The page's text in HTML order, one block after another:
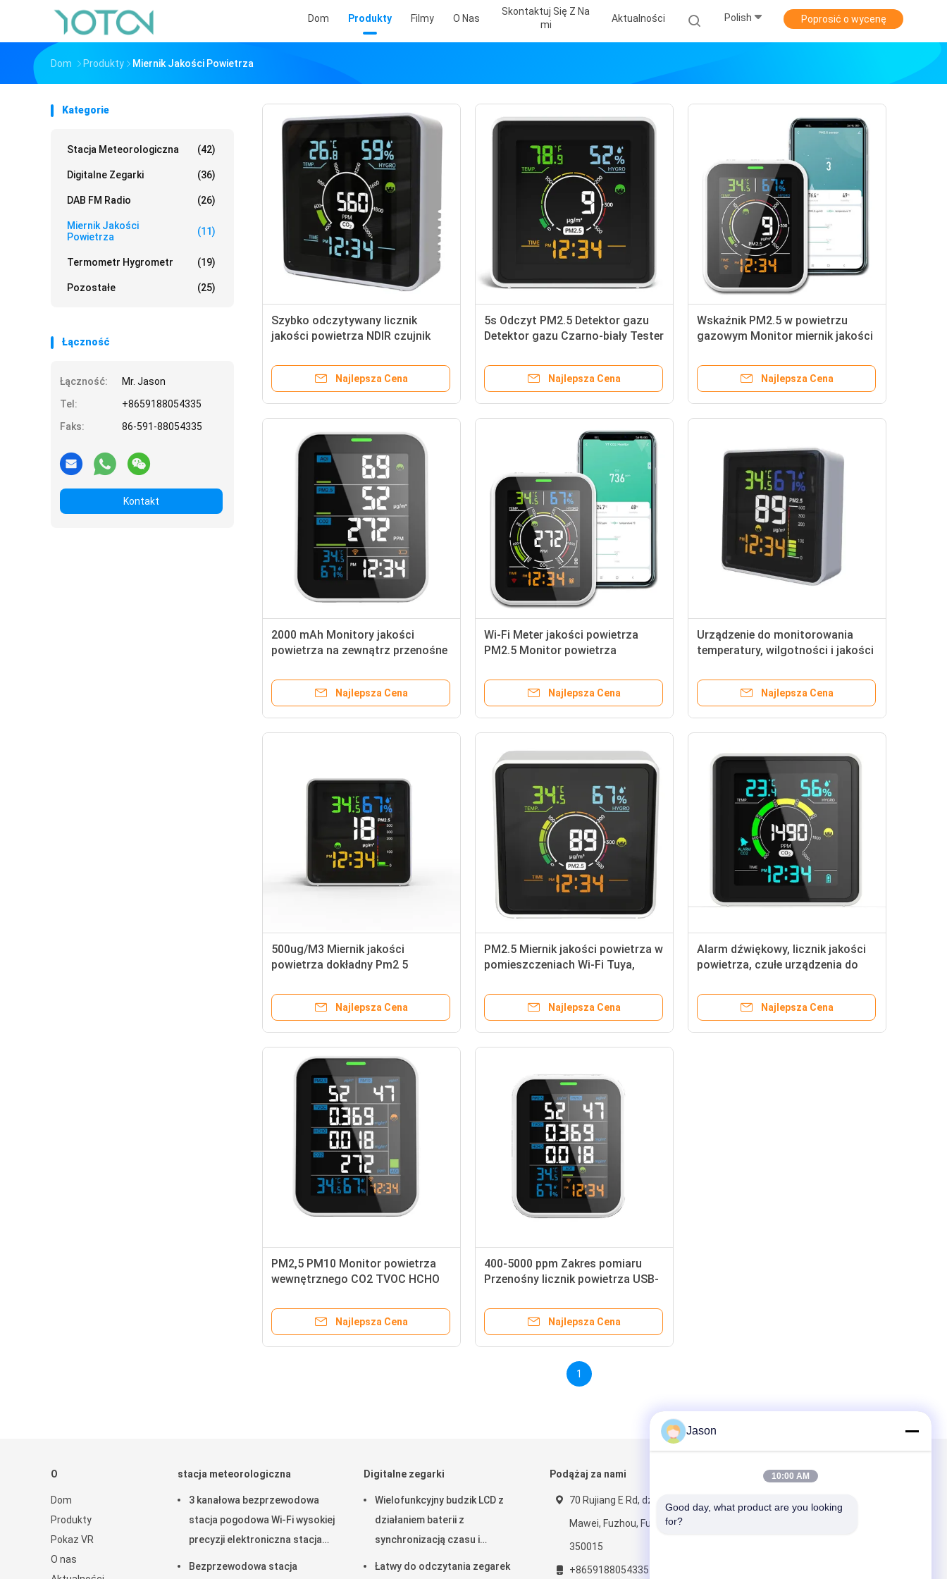
Dom Produkty Filmy O Nas
Skontaktuj Się Z Na
Mi
Aktualności Polish Poprosić o wycenę
Dom Produkty Miernik Jakości Powietrza
Kategorie
Stacja Meteorologiczna (42)
Digitalne Zegarki (36)
DAB FM Radio (26)
Miernik Jakości
Powietrza
(11)
Termometr Hygrometr (19)
Pozostałe (25)
Łączność
Łączność:
Mr. Jason
Tel:
+8659188054335
Faks:
86-591-88054335
Kontakt
Szybko odczytywany licznik
jakości powietrza NDIR czujnik
węgla
Najlepsza Cena
5s Odczyt PM2.5 Detektor gazu
Detektor gazu Czarno-biały Tester
Najlepsza Cena
Wskaźnik PM2.5 w powietrzu
gazowym Monitor miernik jakości
dotykowym 0 ~ 999ug/M3
Najlepsza Cena
2000 mAh Monitory jakości
powietrza na zewnątrz przenośne
powietrza
Najlepsza Cena
Wi-Fi Meter jakości powietrza
PM2.5 Monitor powietrza
wilgotność 400ppm - 5000ppm
Najlepsza Cena
Urządzenie do monitorowania
temperatury, wilgotności i jakości
PM2.5 do cyfrowego
wyświetlacza LCDNajlepsza Cena
500ug/M3 Miernik jakości
powietrza dokładny Pm2 5
czujnikiem wilgotności
Najlepsza Cena
PM2.5 Miernik jakości powietrza w
pomieszczeniach Wi-Fi Tuya,
monitorowania wilgotności
Najlepsza Cena
Alarm dźwiękowy, licznik jakości
powietrza, czułe urządzenia do
węgla
Najlepsza Cena
PM2,5 PM10 Monitor powietrza
wewnętrznego CO2 TVOC HCHO
Najlepsza Cena
400-5000 ppm Zakres pomiaru
Przenośny licznik powietrza USB-
HCHO
Najlepsza Cena
1
O
Dom
Produkty
Pokaz VR
O nas
stacja meteorologiczna
3 kanałowa bezprzewodowa
stacja pogodowa Wi-Fi wysokiej
precyzji elektroniczna stacja
Bezprzewodowa stacja
Digitalne zegarki
Wielofunkcyjny budzik LCD z
działaniem baterii z
synchronizacją czasu i
Łatwy do odczytania zegarek
Podążaj za nami
70 Rujiang E Rd, dzielnica
Mawei, Fuzhou, Fujian, Chiny,
350015
+8659188054335
Napisz do nas
Jason
10:00 AM
Good day, what product are you looking
for?